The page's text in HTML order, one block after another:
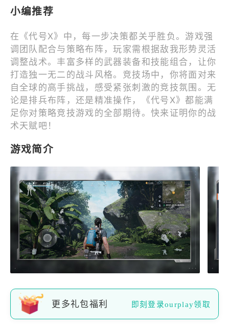
小编推荐
在《代号X》中，每一步决策都关乎胜负。游戏强
调团队配合与策略布阵，玩家需根据敌我形势灵活
调整战术。丰富多样的武器装备和技能组合，让你
打造独一无二的战斗风格。竞技场中，你将面对来
自全球的高手挑战，感受紧张刺激的竞技氛围。无
论是排兵布阵，还是精准操作，《代号X》都能满
足你对策略竞技游戏的全部期待。快来证明你的战
术天赋吧！
游戏简介
更多礼包福利 即刻登录ourplay领取